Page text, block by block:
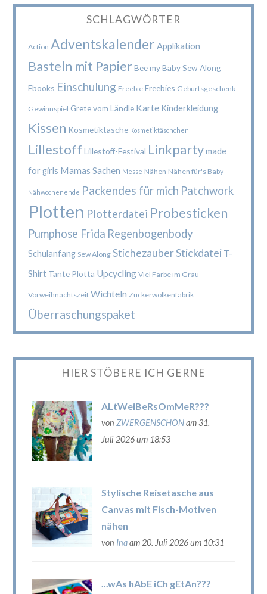
SCHLAGWÖRTER
Action Adventskalender Applikation
Basteln mit Papier Bee my Baby Sew Along
Ebooks Einschulung Freebie Freebies Geburtsgeschenk
Gewinnspiel Grete vom Ländle Karte Kinderkleidung
Kissen Kosmetiktasche Kosmetiktäschchen
Lillestoff Lillestoff-Festival Linkpartymade
for girls Mamas Sachen Messe Nähen Nähen für's Baby
Nähwochenende Packendes für mich Patchwork
Plotten Plotterdatei Probesticken
Pumphose Frida Regenbogenbody
Schulanfang Sew Along StichezauberStickdatei T-
Shirt Tante Plotta Upcycling Viel Farbe im Grau
Vorweihnachtszeit Wichteln Zuckerwolkenfabrik
Überraschungspaket
HIER STÖBERE ICH GERNE
ALtWeiBeRsOmMeR???
von ZWERGENSCHÖNam 31.
Juli 2026 um 18:53
Stylische Reisetasche aus
Canvas mit Fisch-Motiven
nähen
von Inaam 20. Juli 2026 um 10:31
...wAs hAbE iCh gEtAn???